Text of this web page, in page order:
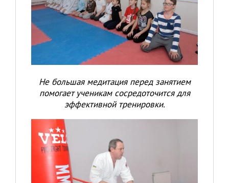
Не большая медитация перед занятием
помогает ученикам сосредоточится для
эффективной тренировки.